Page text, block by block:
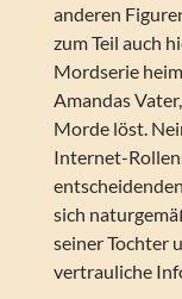
anderen
zum Teil auch
Mordserie
Amandas
Morde löst.
Internet-
sich
seiner Tochter
vertrauliche